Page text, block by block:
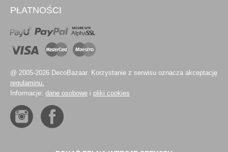
PŁATNOŚCI
@ 2005-2026 DecoBazaar. Korzystanie z serwisu oznacza akceptację
regulaminu.
Informacje: dane osobowe i pliki cookies